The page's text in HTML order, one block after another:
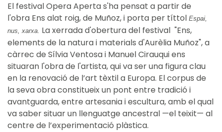
El festival Opera Aperta s'ha pensat a partir de
l'obra Ens alat roig, de Muñoz, i porta per títtol Espai,
nus, xarxa. La xerrada d'obertura del festival "Ens,
elements de la natura i materials d'Aurèlia Muñoz", a
càrrec de Sílvia Ventosa i Manuel Cirauqui ens
situaran l'obra de l'artista, qui va ser una figura clau
en la renovació de l’art tèxtil a Europa. El corpus de
la seva obra constitueix un pont entre tradició i
avantguarda, entre artesania i escultura, amb el qual
va saber situar un llenguatge ancestral —el teixit— al
centre de l’experimentació plàstica.